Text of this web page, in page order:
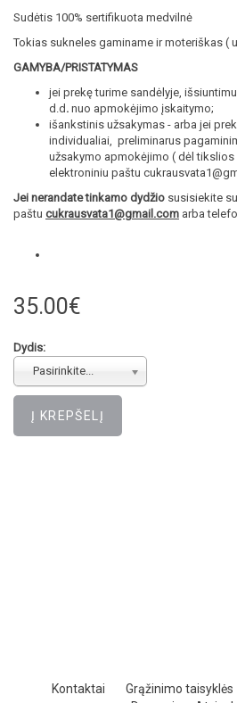
Sudėtis 100% sertifikuota medvilnė
Tokias sukneles gaminame ir moteriškas (
GAMYBA/PRISTATYMAS
jei prekę turime sandėlyje,
d.d . nuo apmokėjimo įskaitymo;
išankstinis užsakymas - arba jei
individualiai, preliminarus
užsakymo apmokėjimo ( dėl
elektroniniu paštu
Jei nerandate tinkamo dydžio susisiekite
paštu cukrausvata1@gmail.com arba
35.00€
Dydis:
Pasirinkite...
Kontaktai Grąžinimo taisyklės